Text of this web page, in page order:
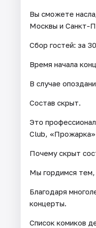
Вы сможете
Москвы и Санкт-
Сбор гостей: за
Время начала
В случае
Состав скрыт.
Это
Club, «Прожарка»
Почему скрыт
Мы гордимся
Благодаря
концерты.
Список комиков